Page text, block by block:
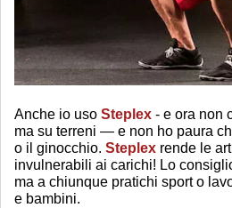
Anche io uso Steplex - e ora non
ma su terreni — e non ho paura
o il ginocchio. Steplex rende le
invulnerabili ai carichi! Lo
ma a chiunque pratichi sport o
e bambini.